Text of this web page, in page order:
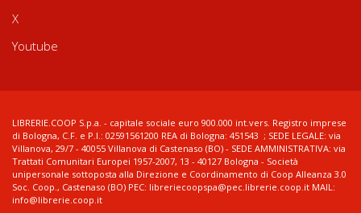
X
Youtube
LIBRERIE.COOP S.p.a. - capitale sociale euro 900.000 int.vers. Registro imprese
di Bologna, C.F. e P.I.: 02591561200 REA di Bologna: 451543 ; SEDE LEGALE: via
Villanova, 29/7 - 40055 Villanova di Castenaso (BO) - SEDE AMMINISTRATIVA: via
Trattati Comunitari Europei 1957-2007, 13 - 40127 Bologna - Società
unipersonale sottoposta alla Direzione e Coordinamento di Coop Alleanza 3.0
Soc. Coop., Castenaso (BO) PEC: libreriecoopspa@pec.librerie.coop.it MAIL:
info@librerie.coop.it